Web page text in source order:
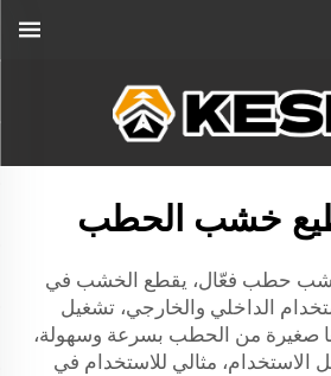
خشب الحطب
حطب فعّال، يقطع الخشب في
الداخلي والخارجي، تشغيل
صغيرة من الحطب بسرعة وسهولة،
مثالي للاستخدام في